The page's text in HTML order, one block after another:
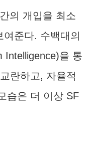
의 개입을 최소
준다. 수백대의
Intelligence)을 통
란하고, 자율적
습은 더 이상 SF